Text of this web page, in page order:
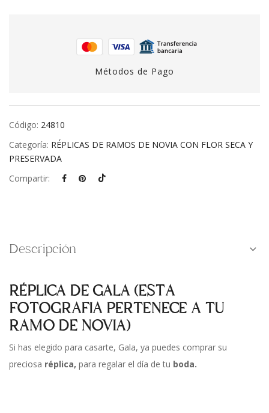
Métodos de Pago
Código: 24810
Categoría: RÉPLICAS DE RAMOS DE NOVIA CON FLOR SECA Y
PRESERVADA
Compartir:
Descripción
RÉPLICA DE GALA (ESTA
FOTOGRAFIA PERTENECE A TU
RAMO DE NOVIA)
Si has elegido para casarte, Gala, ya puedes comprar su
preciosa réplica, para regalar el día de tu boda.